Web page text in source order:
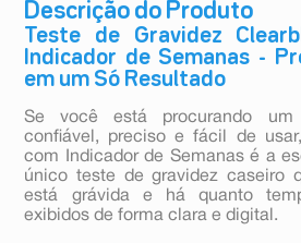
Descrição do Produto
Teste de Gravidez
Indicador de Semanas -
em um Só Resultado
Se você está procurando
confiável, preciso e fácil de
com Indicador de Semanas é a
único teste de gravidez caseiro
está grávida e há quanto
exibidos de forma clara e digital.